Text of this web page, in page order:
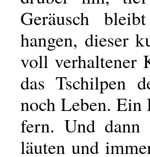
Geräusch
hangen, dieser
voll verhaltener
das Tschilpen
noch Leben. Ein
fern. Und dann
läuten und